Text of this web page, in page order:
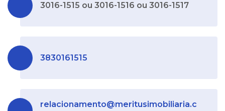
3016-1515 ou 3016-1516 ou 3016-1517
3830161515
relacionamento@meritusimobiliaria.c